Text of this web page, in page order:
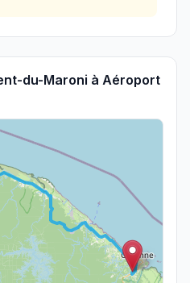
du-Maroni àAéroport